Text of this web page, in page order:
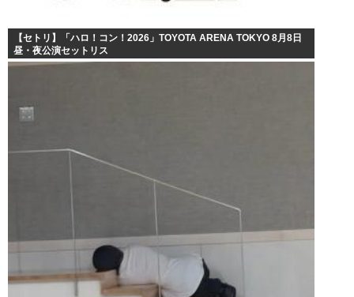
【セトリ】「ハロ！コン！2026」TOYOTA ARENA TOKYO 8月8日
昼・夜公演セットリス